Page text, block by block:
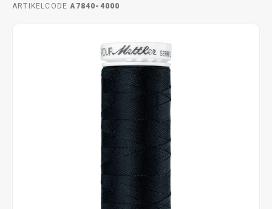
ARTIKELCODE A7840-4000